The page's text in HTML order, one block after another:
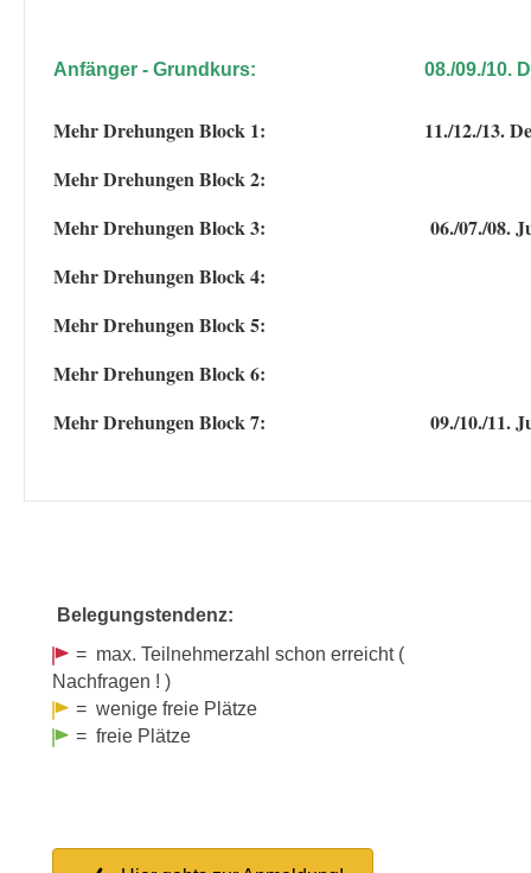
Anfänger - Grundkurs: 08./09./10.
Mehr Drehun­gen Block 1:
11./12./13.
Mehr Drehun­gen Block 2:
Mehr Drehun­gen Block 3:
06./07./08.
Mehr Drehun­gen Block 4:
Mehr Drehun­gen Block 5:
Mehr Drehun­gen Block 6:
Mehr Drehun­gen Block 7:
09./10./11.
Belegungstendenz:
= max. Teilnehmerzahl schon erreicht (
Nachfragen ! )
= wenige freie Plätze
= freie Plätze